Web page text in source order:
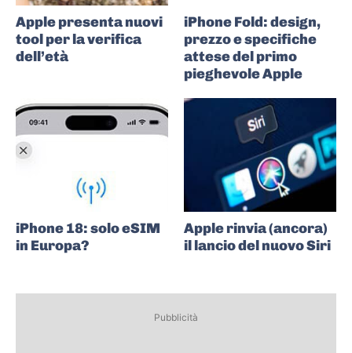
Apple presenta nuovi
tool per la verifica
dell’età
iPhone Fold: design,
prezzo e specifiche
attese del primo
pieghevole Apple
iPhone 18: solo eSIM
in Europa?
Apple rinvia (ancora)
il lancio del nuovo Siri
Pubblicità